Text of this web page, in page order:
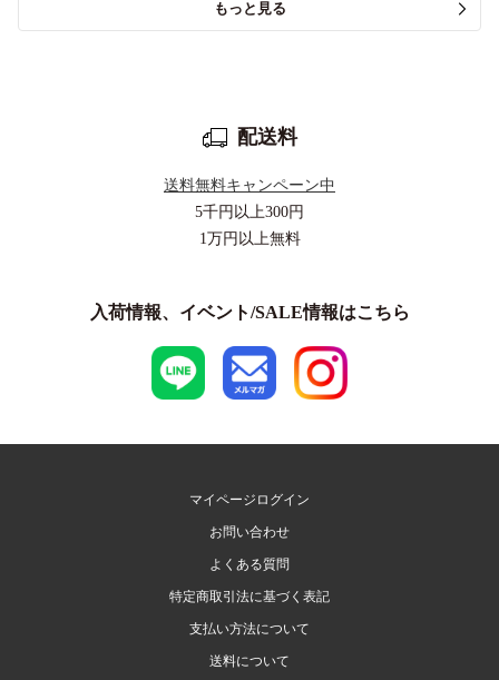
もっと見る
配送料
送料無料キャンペーン中
5千円以上300円
1万円以上無料
入荷情報、イベント/SALE情報はこちら
マイページログイン
お問い合わせ
よくある質問
特定商取引法に基づく表記
支払い方法について
送料について